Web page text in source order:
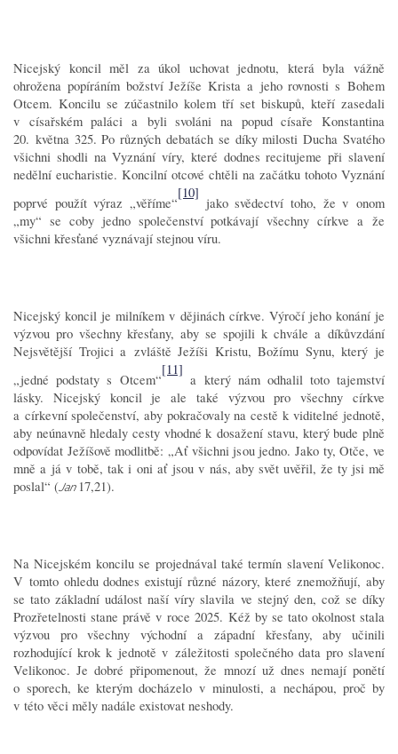
Nicejský koncil měl za úkol uchovat jednotu, která byla vážně
ohrožena popíráním božství Ježíše Krista a jeho rovnosti s Bohem
Otcem. Koncilu se zúčastnilo kolem tří set biskupů, kteří zasedali
v císařském paláci a byli svoláni na popud císaře Konstantina
20. května 325. Po různých debatách se díky milosti Ducha Svatého
všichni shodli na Vyznání víry, které dodnes recitujeme při slavení
nedělní eucharistie. Koncilní otcové chtěli na začátku tohoto Vyznání
poprvé použít výraz „věříme“
[10]
jako svědectví toho, že v onom
„my“ se coby jedno společenství potkávají všechny církve a že
všichni křesťané vyznávají stejnou víru.
Nicejský koncil je milníkem v dějinách církve. Výročí jeho konání je
výzvou pro všechny křesťany, aby se spojili k chvále a díkůvzdání
Nejsvětější Trojici a zvláště Ježíši Kristu, Božímu Synu, který je
„jedné podstaty s Otcem“
[11]
a který nám odhalil toto tajemství
lásky. Nicejský koncil je ale také výzvou pro všechny církve
a církevní společenství, aby pokračovaly na cestě k viditelné jednotě,
aby neúnavně hledaly cesty vhodné k dosažení stavu, který bude plně
odpovídat Ježíšově modlitbě: „Ať všichni jsou jedno. Jako ty, Otče, ve
mně a já v tobě, tak i oni ať jsou v nás, aby svět uvěřil, že ty jsi mě
poslal“ (Jan 17,21).
Na Nicejském koncilu se projednával také termín slavení Velikonoc.
V tomto ohledu dodnes existují různé názory, které znemožňují, aby
se tato základní událost naší víry slavila ve stejný den, což se díky
Prozřetelnosti stane právě v roce 2025. Kéž by se tato okolnost stala
výzvou pro všechny východní a západní křesťany, aby učinili
rozhodující krok k jednotě v záležitosti společného data pro slavení
Velikonoc. Je dobré připomenout, že mnozí už dnes nemají ponětí
o sporech, ke kterým docházelo v minulosti, a nechápou, proč by
v této věci měly nadále existovat neshody.